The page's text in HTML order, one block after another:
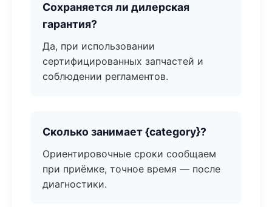
Сохраняется ли дилерская
гарантия?
Да, при использовании
сертифицированных запчастей и
соблюдении регламентов.
Сколько занимает {category}?
Ориентировочные сроки сообщаем
при приёмке, точное время — после
диагностики.